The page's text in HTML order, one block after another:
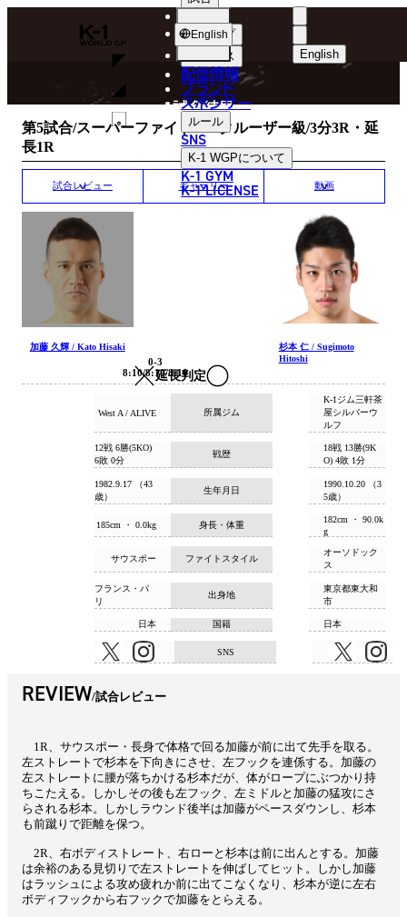
K-
WGP
English
中文（繁體
ショップ
ニュース
配信情報
ブランド
スポンサー
ルール
SNS
K-1 WGPについて
K-1 GYM
K-1 LICENSE
English
MATCH RESULT
試合結果
第5試合/スーパーファイト/K-1クルーザー級/3分3R・延
長1R
試合レビュー ギャラリー 動画
加藤 久輝 / Kato Hisaki
延長判定
0-3
8:10/8:10/8:10
杉本 仁 / Sugimoto
Hitoshi
所属ジム
West A / ALIVE
K-1ジム三軒茶
屋シルバーウ
ルフ
戦歴
12戦 6勝(5KO)
6敗 0分
18戦 13勝(9K
O) 4敗 1分
生年月日
1982.9.17 （43
歳）
1990.10.20 （3
5歳）
身長・体重
185cm ・ 0.0kg
182cm ・ 90.0k
g
ファイトスタイル
サウスポー
オーソドック
ス
出身地
フランス・パ
リ
東京都東大和
市
国籍
日本 日本
SNS
REVIEW 試合レビュー
1R、サウスポー・長身で体格で回る加藤が前に出て先手を取る。
左ストレートで杉本を下向きにさせ、左フックを連係する。加藤の
左ストレートに腰が落ちかける杉本だが、体がロープにぶつかり持
ちこたえる。しかしその後も左フック、左ミドルと加藤の猛攻にさ
らされる杉本。しかしラウンド後半は加藤がペースダウンし、杉本
も前蹴りで距離を保つ。
2R、右ボディストレート、右ローと杉本は前に出んとする。加藤
は余裕のある見切りで左ストレートを伸ばしてヒット。しかし加藤
はラッシュによる攻め疲れか前に出てこなくなり、杉本が逆に左右
ボディフックから右フックで加藤をとらえる。